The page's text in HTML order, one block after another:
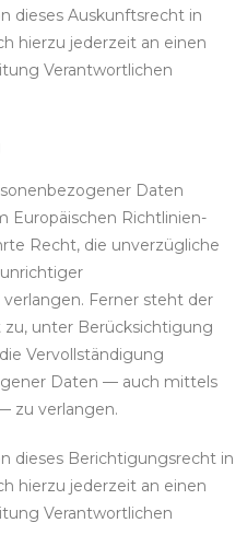
dieses Auskunftsrecht in
hierzu jederzeit an einen
Verantwortlichen
Daten
Europäischen Richtlinien-
Recht, die unverzügliche
Ferner steht der
unter Berücksichtigung
Vervollständigung
Daten — auch mittels
zu verlangen.
dieses Berichtigungsrecht in
hierzu jederzeit an einen
Verantwortlichen